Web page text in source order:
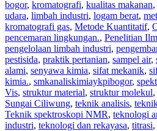
bogor, kromatografi, kualitas makanan,
udara, limbah industri, logam berat,
kromatografi gas, Metode Kuantitatif,
pencemaran lingkungan., Penelitian
pengelolaan limbah industri,
pestisida, praktik pertanian, sampel air,
alami, senyawa kimia, sifat mekanik,
kimia., smkanaliskimiaykpibogor,
Vis, struktur material, struktur molekul,
Sungai Ciliwung, teknik analisis,
Teknik spektroskopi NMR, teknologi
industri, teknologi dan rekayasa, titrasi,